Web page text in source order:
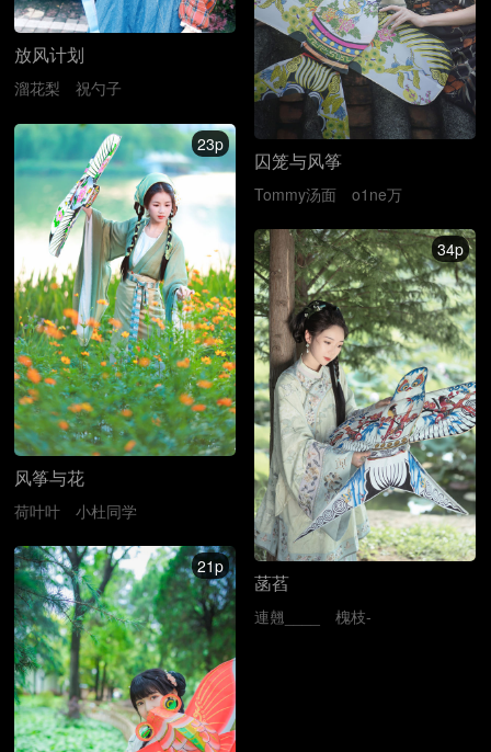
放风计划
溜花梨 祝勺子
囚笼与风筝
Tommy汤面 o1ne万
23p
风筝与花
荷叶叶 小杜同学
34p
菡萏
連翹____ 槐枝-
21p